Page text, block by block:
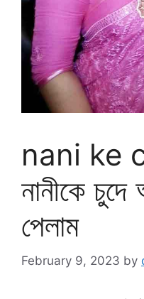
nani ke
নানীকে
পেলাম
February 9, 2023 by